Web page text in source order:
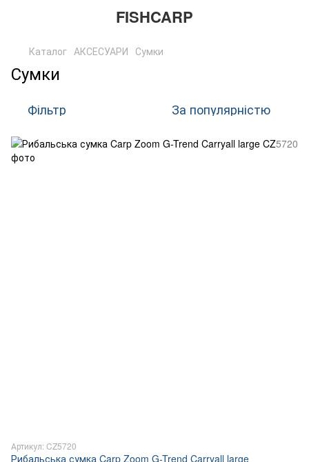
FISHCARP
Каталог АКСЕСУАРИ Сумки
Сумки
Фільтр За популярністю
Артикул: CZ5720
Рибальська сумка Carp Zoom G-Trend Carryall large